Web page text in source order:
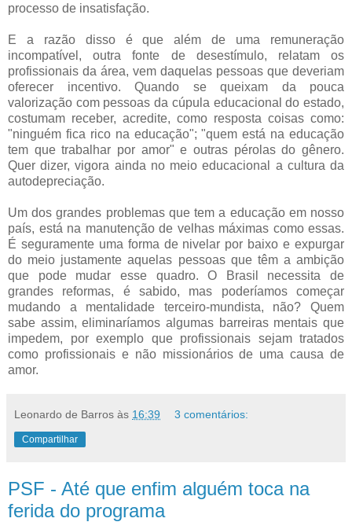
processo de insatisfação.
E a razão disso é que além de uma remuneração
incompatível, outra fonte de desestímulo, relatam os
profissionais da área, vem daquelas pessoas que deveriam
oferecer incentivo. Quando se queixam da pouca
valorização com pessoas da cúpula educacional do estado,
costumam receber, acredite, como resposta coisas como:
"ninguém fica rico na educação"; "quem está na educação
tem que trabalhar por amor" e outras pérolas do gênero.
Quer dizer, vigora ainda no meio educacional a cultura da
autodepreciação.
Um dos grandes problemas que tem a educação em nosso
país, está na manutenção de velhas máximas como essas.
É seguramente uma forma de nivelar por baixo e expurgar
do meio justamente aquelas pessoas que têm a ambição
que pode mudar esse quadro. O Brasil necessita de
grandes reformas, é sabido, mas poderíamos começar
mudando a mentalidade terceiro-mundista, não? Quem
sabe assim, eliminaríamos algumas barreiras mentais que
impedem, por exemplo que profissionais sejam tratados
como profissionais e não missionários de uma causa de
amor.
Leonardo de Barros às 16:39 3 comentários:
Compartilhar
PSF - Até que enfim alguém toca na
ferida do programa